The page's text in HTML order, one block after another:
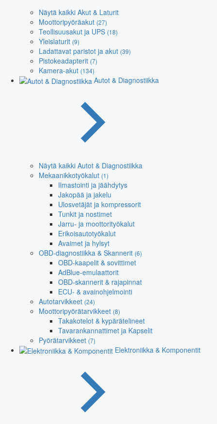
Näytä kaikki Akut & Laturit
Moottoripyöräakut (27)
Teollisuusakut ja UPS (18)
Yleislaturit (9)
Ladattavat paristot ja akut (39)
Pistokeadapterit (7)
Kamera-akut (134)
Autot & Diagnostiikka
Näytä kaikki Autot & Diagnostiikka
Mekaanikkotyökalut (1)
Ilmastointi ja jäähdytys
Jakopää ja jakelu
Ulosvetäjät ja kompressorit
Tunkit ja nostimet
Jarru- ja moottorityökalut
Erikoisautotyökalut
Avaimet ja hylsyt
OBD-diagnostiikka & Skannerit (6)
OBD-kaapelit & sovittimet
AdBlue-emulaattorit
OBD-skannerit & rajapinnat
ECU- & avainohjelmointi
Autotarvikkeet (24)
Moottoripyörätarvikkeet (8)
Takakotelot & kypärätelineet
Tavarankannattimet ja Kapselit
Pyörätarvikkeet (7)
Elektroniikka & Komponentit